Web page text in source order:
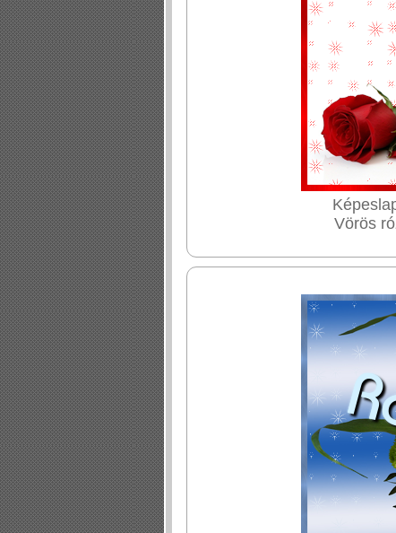
Vörös